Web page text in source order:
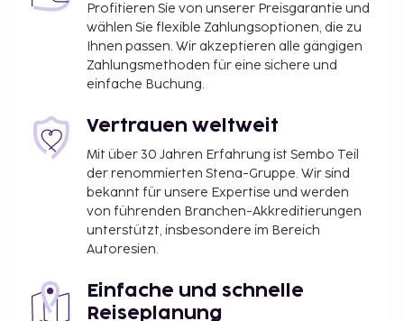
Profitieren Sie von unserer Preisgarantie und
wählen Sie flexible Zahlungsoptionen, die zu
Ihnen passen. Wir akzeptieren alle gängigen
Zahlungsmethoden für eine sichere und
einfache Buchung.
Vertrauen weltweit
Mit über 30 Jahren Erfahrung ist Sembo Teil
der renommierten Stena-Gruppe. Wir sind
bekannt für unsere Expertise und werden
von führenden Branchen-Akkreditierungen
unterstützt, insbesondere im Bereich
Autoresien.
Einfache und schnelle
Reiseplanung